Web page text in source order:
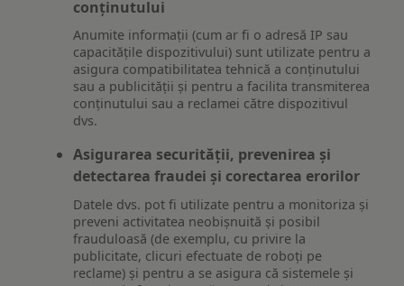
conținutului
Anumite informații (cum ar fi o adresă IP sau
capacitățile dispozitivului) sunt utilizate pentru a
asigura compatibilitatea tehnică a conținutului
sau a publicității și pentru a facilita transmiterea
conținutului sau a reclamei către dispozitivul
dvs.
Asigurarea securității, prevenirea și
detectarea fraudei și corectarea erorilor
Datele dvs. pot fi utilizate pentru a monitoriza și
preveni activitatea neobișnuită și posibil
frauduloasă (de exemplu, cu privire la
publicitate, clicuri efectuate de roboți pe
reclame) și pentru a se asigura că sistemele și